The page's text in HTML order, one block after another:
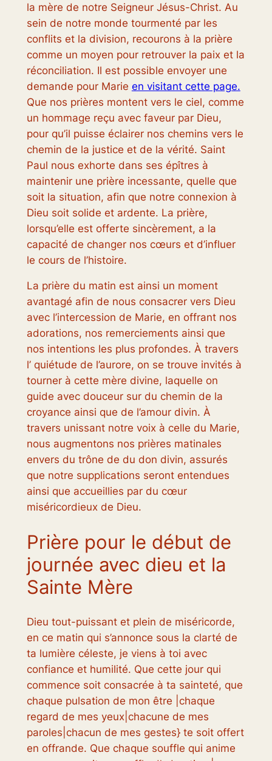
la mère de notre Seigneur Jésus-Christ. Au
sein de notre monde tourmenté par les
conflits et la division, recourons à la prière
comme un moyen pour retrouver la paix et la
réconciliation. Il est possible envoyer une
demande pour Marie en visitant cette page.
Que nos prières montent vers le ciel, comme
un hommage reçu avec faveur par Dieu,
pour qu’il puisse éclairer nos chemins vers le
chemin de la justice et de la vérité. Saint
Paul nous exhorte dans ses épîtres à
maintenir une prière incessante, quelle que
soit la situation, afin que notre connexion à
Dieu soit solide et ardente. La prière,
lorsqu’elle est offerte sincèrement, a la
capacité de changer nos cœurs et d’influer
le cours de l’histoire.
La prière du matin est ainsi un moment
avantagé afin de nous consacrer vers Dieu
avec l’intercession de Marie, en offrant nos
adorations, nos remerciements ainsi que
nos intentions les plus profondes. À travers
l’ quiétude de l’aurore, on se trouve invités à
tourner à cette mère divine, laquelle on
guide avec douceur sur du chemin de la
croyance ainsi que de l’amour divin. À
travers unissant notre voix à celle du Marie,
nous augmentons nos prières matinales
envers du trône de du don divin, assurés
que notre supplications seront entendues
ainsi que accueillies par du cœur
miséricordieux de Dieu.
Prière pour le début de
journée avec dieu et la
Sainte Mère
Dieu tout-puissant et plein de miséricorde,
en ce matin qui s’annonce sous la clarté de
ta lumière céleste, je viens à toi avec
confiance et humilité. Que cette jour qui
commence soit consacrée à ta sainteté, que
chaque pulsation de mon être |chaque
regard de mes yeux|chacune de mes
paroles|chacun de mes gestes} te soit offert
en offrande. Que chaque souffle qui anime